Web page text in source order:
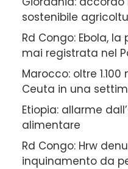
sostenibile
Rd Congo: Ebola,
mai registrata nel
Marocco: oltre
Ceuta in una
Etiopia: allarme
alimentare
Rd Congo: Hrw
inquinamento da